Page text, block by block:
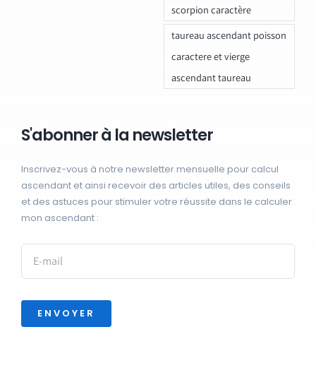
scorpion caractère
taureau ascendant poisson
caractere et vierge
ascendant taureau
S'abonner à la newsletter
Inscrivez-vous à notre newsletter mensuelle pour calcul
ascendant et ainsi recevoir des articles utiles, des conseils
et des astuces pour stimuler votre réussite dans le calculer
mon ascendant :
ENVOYER